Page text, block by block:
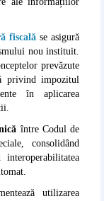
fiscală se asigură
nou instituit.
prevăzute
privind impozitul
în aplicarea
între Codul de
consolidând
utilizarea